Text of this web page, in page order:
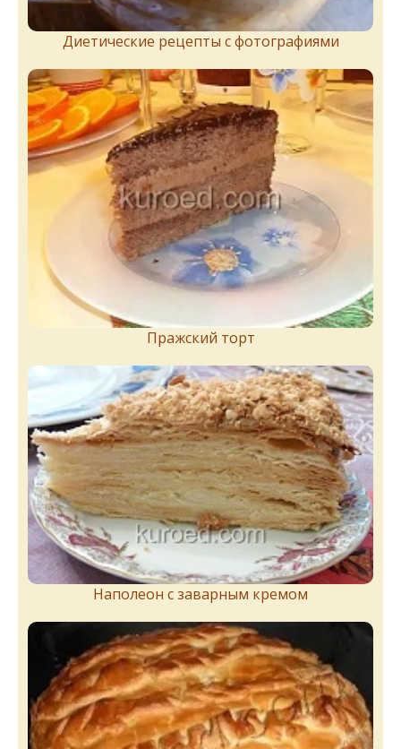
Диетические рецепты с фотографиями
Пражский торт
Наполеон с заварным кремом